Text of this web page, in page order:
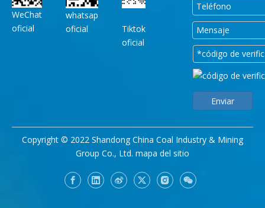
WeChat
oficial
whatsap
oficial
Tiktok
oficial
Enviar
Copyright © 2022 Shandong China Coal Industry & Mining
Group Co., Ltd. mapa del sitio